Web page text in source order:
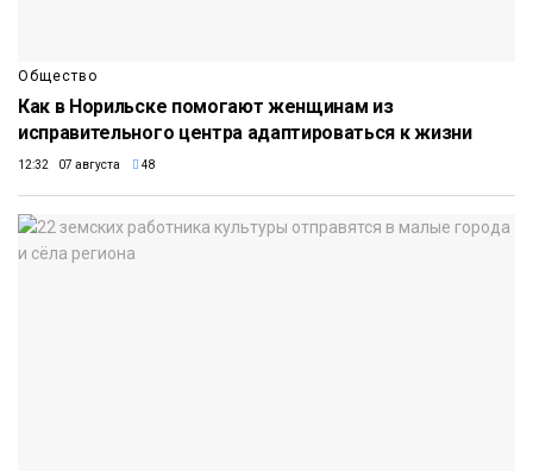
Общество
Как в Норильске помогают женщинам из
исправительного центра адаптироваться к жизни
12:32 07 августа 48